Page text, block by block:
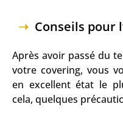
Conseils pour
Après avoir passé du
votre covering, vous
en excellent état le
cela, quelques